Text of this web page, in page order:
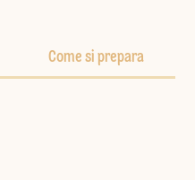
Come si prepara